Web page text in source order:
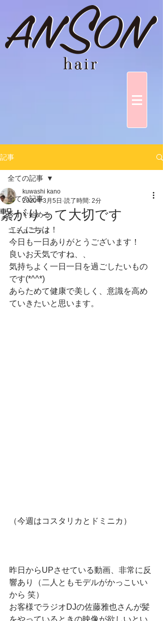
記事
全ての記事
今すぐ始める
コミュニティ
全ての記事
繋がりって大切です
kuwashi kano
2020年3月5日 読了時間: 2分
こんにちは！
今日も一日ありがとうございます！
良いお天気ですね、、
気持ちよく一日一日を過ごしたいもの
です(*^^*)
あらためて健康で美しく、意識を高め
ていきたいと思います。
（今週はコスタリカとドミニカ）
昨日からUPさせている動画、非常に反
響あり（二人ともモデルがかっこいい
から 笑）
お客様でラジオDJの佐藤雅也さんが髪
をやっているときの映像が欲しいとい